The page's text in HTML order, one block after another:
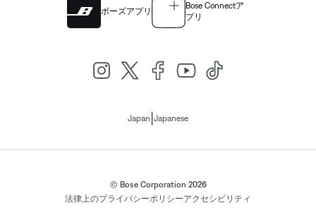
ボーズアプリ
Bose Connectア
プリ
Japan Japanese
© Bose Corporation 2026
法律上のプライバシーポリシーアクセシビリティ